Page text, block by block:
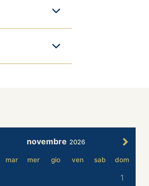
novembre 2026
mar mer gio ven sab dom
1